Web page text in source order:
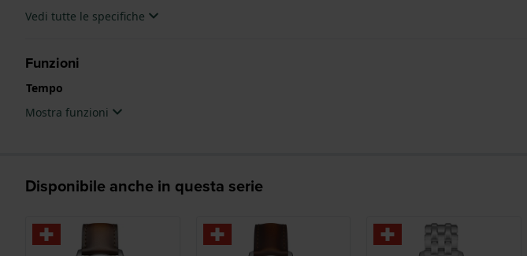
Vedi tutte le specifiche
Funzioni
Tempo
Mostra funzioni
Disponibile anche in questa serie